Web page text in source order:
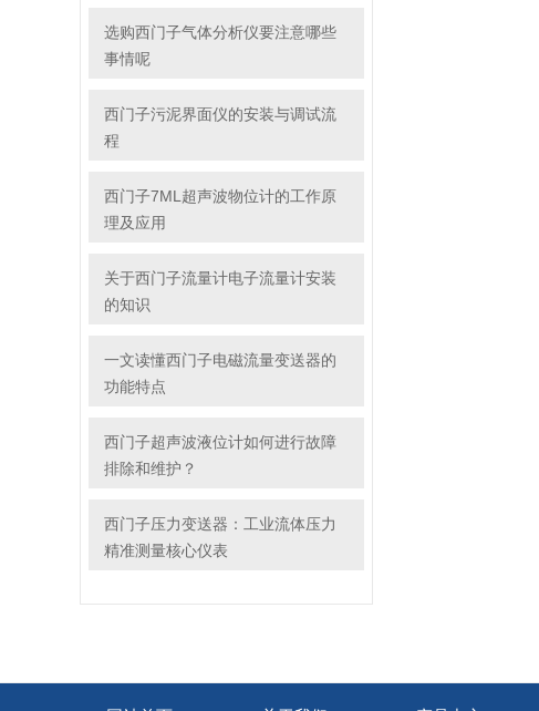
选购西门子气体分析仪要注意哪些
事情呢
西门子污泥界面仪的安装与调试流
程
西门子7ML超声波物位计的工作原
理及应用
关于西门子流量计电子流量计安装
的知识
一文读懂西门子电磁流量变送器的
功能特点
西门子超声波液位计如何进行故障
排除和维护？
西门子压力变送器：工业流体压力
精准测量核心仪表